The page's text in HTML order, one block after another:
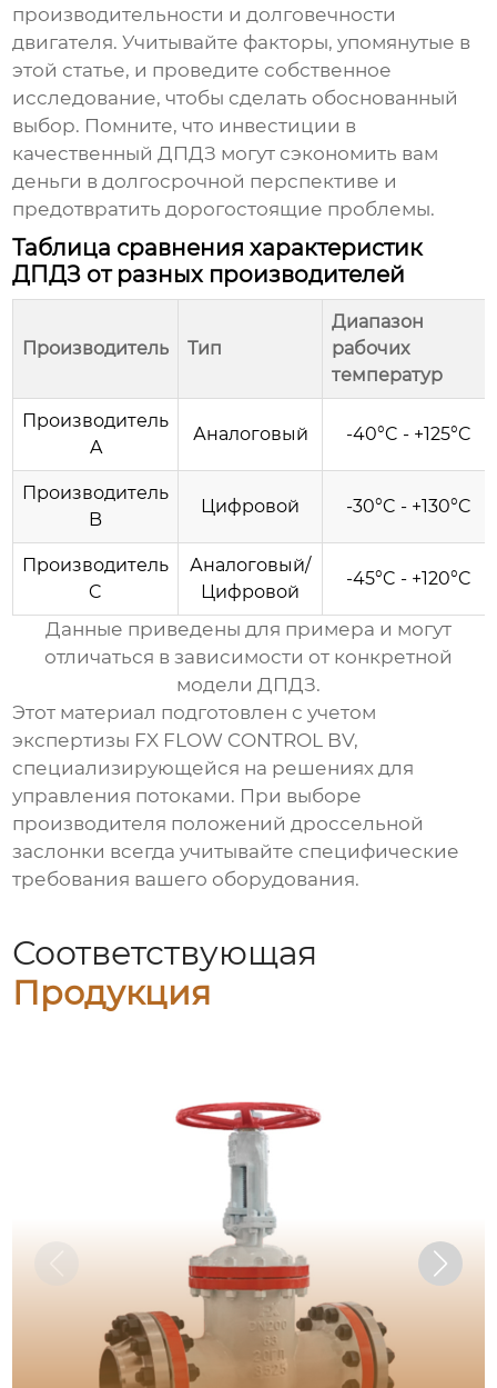
производительности и долговечности
двигателя. Учитывайте факторы, упомянутые в
этой статье, и проведите собственное
исследование, чтобы сделать обоснованный
выбор. Помните, что инвестиции в
качественный ДПДЗ могут сэкономить вам
деньги в долгосрочной перспективе и
предотвратить дорогостоящие проблемы.
Таблица сравнения характеристик
ДПДЗ от разных производителей
Производитель Тип
Диапазон
рабочих
температур
Производитель
A
Аналоговый -40°C - +125°C
Производитель
B
Цифровой -30°C - +130°C
Производитель
C
Аналоговый/
Цифровой
-45°C - +120°C
Данные приведены для примера и могут
отличаться в зависимости от конкретной
модели ДПДЗ.
Этот материал подготовлен с учетом
экспертизы FX FLOW CONTROL BV,
специализирующейся на решениях для
управления потоками. При выборе
производителя положений дроссельной
заслонки всегда учитывайте специфические
требования вашего оборудования.
Соответствующая
Продукция